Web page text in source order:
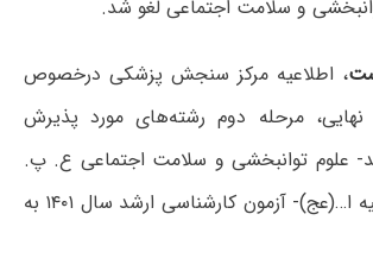
و سلامت اجتماعی لغو شد.
، اطلاعیه مرکز سنجش پزشکی درخصوص
نهایی، مرحله دوم رشته‌های مورد پذیرش
علوم توانبخشی و سلامت اجتماعی ع. پ.
ارتش و ع. پ. بقیه ا…(عج)- آزمون کارشناسی ارشد سال ۱۴۰۱ به